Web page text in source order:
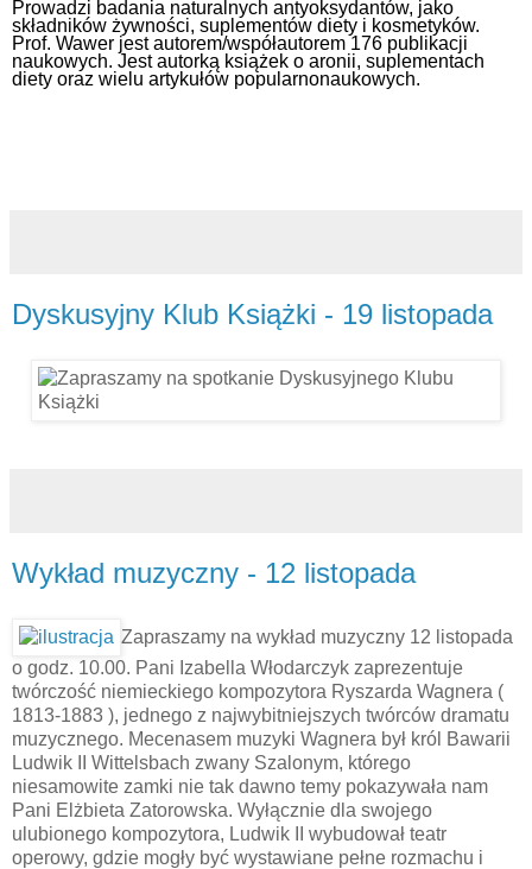
Prowadzi badania naturalnych antyoksydantów, jako
składników żywności, suplementów diety i kosmetyków.
Prof. Wawer jest autorem/współautorem 176 publikacji
naukowych. Jest autorką książek o aronii, suplementach
diety oraz wielu artykułów popularnonaukowych.
Dyskusyjny Klub Książki - 19 listopada
Wykład muzyczny - 12 listopada
Zapraszamy na wykład muzyczny 12 listopada
o godz. 10.00. Pani Izabella Włodarczyk zaprezentuje
twórczość niemieckiego kompozytora Ryszarda Wagnera (
1813-1883 ), jednego z najwybitniejszych twórców dramatu
muzycznego. Mecenasem muzyki Wagnera był król Bawarii
Ludwik II Wittelsbach zwany Szalonym, którego
niesamowite zamki nie tak dawno temy pokazywała nam
Pani Elżbieta Zatorowska. Wyłącznie dla swojego
ulubionego kompozytora, Ludwik II wybudował teatr
operowy, gdzie mogły być wystawiane pełne rozmachu i